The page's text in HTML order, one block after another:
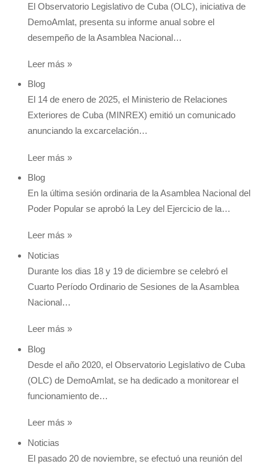
El Observatorio Legislativo de Cuba (OLC), iniciativa de
DemoAmlat, presenta su informe anual sobre el
desempeño de la Asamblea Nacional…
Leer más »
Blog
El 14 de enero de 2025, el Ministerio de Relaciones
Exteriores de Cuba (MINREX) emitió un comunicado
anunciando la excarcelación…
Leer más »
Blog
En la última sesión ordinaria de la Asamblea Nacional del
Poder Popular se aprobó la Ley del Ejercicio de la…
Leer más »
Noticias
Durante los dias 18 y 19 de diciembre se celebró el
Cuarto Período Ordinario de Sesiones de la Asamblea
Nacional…
Leer más »
Blog
Desde el año 2020, el Observatorio Legislativo de Cuba
(OLC) de DemoAmlat, se ha dedicado a monitorear el
funcionamiento de…
Leer más »
Noticias
El pasado 20 de noviembre, se efectuó una reunión del